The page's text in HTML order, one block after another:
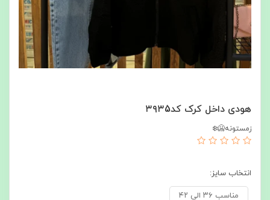
هودی داخل کرک کد۳۹۳5
زمستونه🥶❄️
انتخاب سایز:
مناسب ۳۶ الی ۴۲